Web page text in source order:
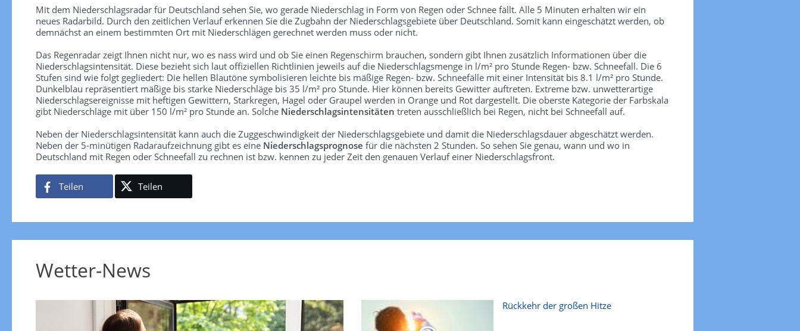
Mit dem Niederschlagsradar für Deutschland sehen Sie, wo gerade Niederschlag in Form von Regen oder Schnee fällt. Alle 5 Minuten erhalten wir ein
neues Radarbild. Durch den zeitlichen Verlauf erkennen Sie die Zugbahn der Niederschlagsgebiete über Deutschland. Somit kann eingeschätzt werden, ob
demnächst an einem bestimmten Ort mit Niederschlägen gerechnet werden muss oder nicht.
Das Regenradar zeigt Ihnen nicht nur, wo es nass wird und ob Sie einen Regenschirm brauchen, sondern gibt Ihnen zusätzlich Informationen über die
Niederschlagsintensität. Diese bezieht sich laut offiziellen Richtlinien jeweils auf die Niederschlagsmenge in l/m² pro Stunde Regen- bzw. Schneefall. Die 6
Stufen sind wie folgt gegliedert: Die hellen Blautöne symbolisieren leichte bis mäßige Regen- bzw. Schneefälle mit einer Intensität bis 8.1 l/m² pro Stunde.
Dunkelblau repräsentiert mäßige bis starke Niederschläge bis 35 l/m² pro Stunde. Hier können bereits Gewitter auftreten. Extreme bzw. unwetterartige
Niederschlagsereignisse mit heftigen Gewittern, Starkregen, Hagel oder Graupel werden in Orange und Rot dargestellt. Die oberste Kategorie der Farbskala
gibt Niederschläge mit über 150 l/m² pro Stunde an. Solche Niederschlagsintensitäten treten ausschließlich bei Regen, nicht bei Schneefall auf.
Neben der Niederschlagsintensität kann auch die Zuggeschwindigkeit der Niederschlagsgebiete und damit die Niederschlagsdauer abgeschätzt werden.
Neben der 5-minütigen Radaraufzeichnung gibt es eine Niederschlagsprognose für die nächsten 2 Stunden. So sehen Sie genau, wann und wo in
Deutschland mit Regen oder Schneefall zu rechnen ist bzw. kennen zu jeder Zeit den genauen Verlauf einer Niederschlagsfront.
Teilen Teilen
Wetter-News
Rückkehr der großen Hitze